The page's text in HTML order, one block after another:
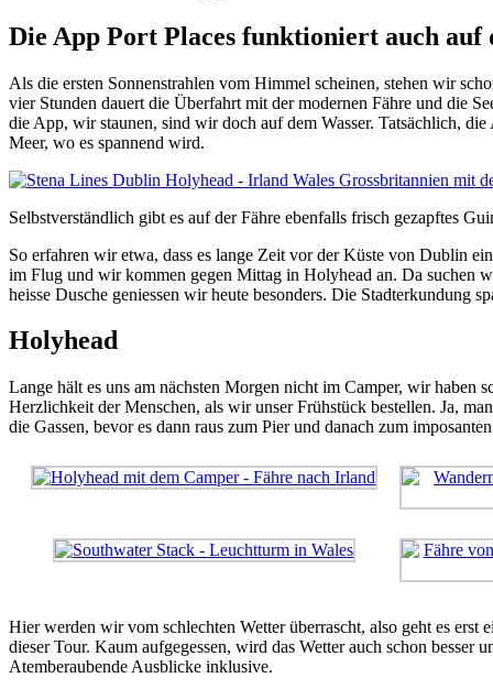
Die App Port Places funktioniert auch auf
Als die ersten Sonnenstrahlen vom Himmel scheinen, stehen wir
vier Stunden dauert die Überfahrt mit der modernen Fähre und die
die App, wir staunen, sind wir doch auf dem Wasser. Tatsächlich,
Meer, wo es spannend wird.
Selbstverständlich gibt es auf der Fähre ebenfalls frisch gezapftes
So erfahren wir etwa, dass es lange Zeit vor der Küste von Dublin
im Flug und wir kommen gegen Mittag in Holyhead an. Da suchen
heisse Dusche geniessen wir heute besonders. Die Stadterkundung
Holyhead
Lange hält es uns am nächsten Morgen nicht im Camper, wir
Herzlichkeit der Menschen, als wir unser Frühstück bestellen. Ja,
die Gassen, bevor es dann raus zum Pier und danach zum
Hier werden wir vom schlechten Wetter überrascht, also geht es
dieser Tour. Kaum aufgegessen, wird das Wetter auch schon besser
Atemberaubende Ausblicke inklusive.